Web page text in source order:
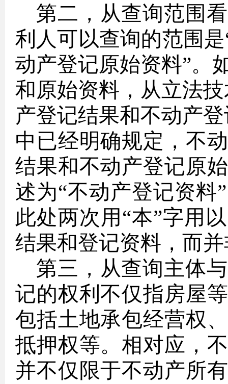
第二，从查询范围
利人可以查询的范围是
动产登记原始资料”。
和原始资料，从立法
产登记结果和不动产
中已经明确规定，不
结果和不动产登记原
述为“不动产登记资料
此处两次用“本”字用
结果和登记资料，而
第三，从查询主体
记的权利不仅指房屋
包括土地承包经营权
抵押权等。相对应，
并不仅限于不动产所